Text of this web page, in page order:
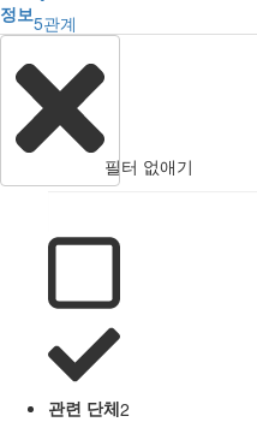
정보5관계
필터 없애기
관련 단체2